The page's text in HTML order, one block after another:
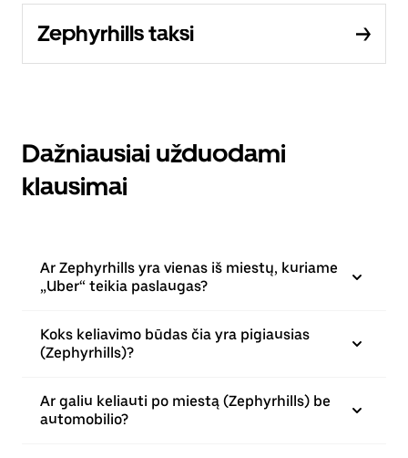
Zephyrhills taksi
Dažniausiai užduodami
klausimai
Ar Zephyrhills yra vienas iš miestų, kuriame
„Uber“ teikia paslaugas?
Koks keliavimo būdas čia yra pigiausias
(Zephyrhills)?
Ar galiu keliauti po miestą (Zephyrhills) be
automobilio?